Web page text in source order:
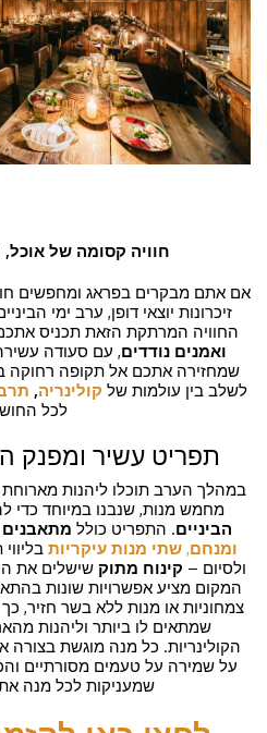
חוויה קסומה של אוכל,
אם אתם מבקרים בפראג ומחפשים
זיכרונות יוצאי דופן, ערב ימי
החוויה המרתקת הזאת תכניס
ואמנים נודדים, עם סעודה
שמחזירה אתכם אל תקופה רחוקה
לשלב בין עולמות של קולינריה,
לכל
תפריט עשיר ומפנק
במהלך הערב תוכלו ליהנות
מחמש מנות, שנבנו במיוחד כדי
הביניים. התפריט כולל מתאבנים
ומנחם,שתי מנות עיקריות
ולסיום – קינוח מתוק שישלים את
המקום מציע אפשרויות שונות
צמחוניות או מנות ללא בשר חזיר,
שמתאים לו ביותר וליהנות
הקולינריות. כל מנה מוגשת
על שמירה על טעמים מסורתיים
שמעניקות לכל מנה